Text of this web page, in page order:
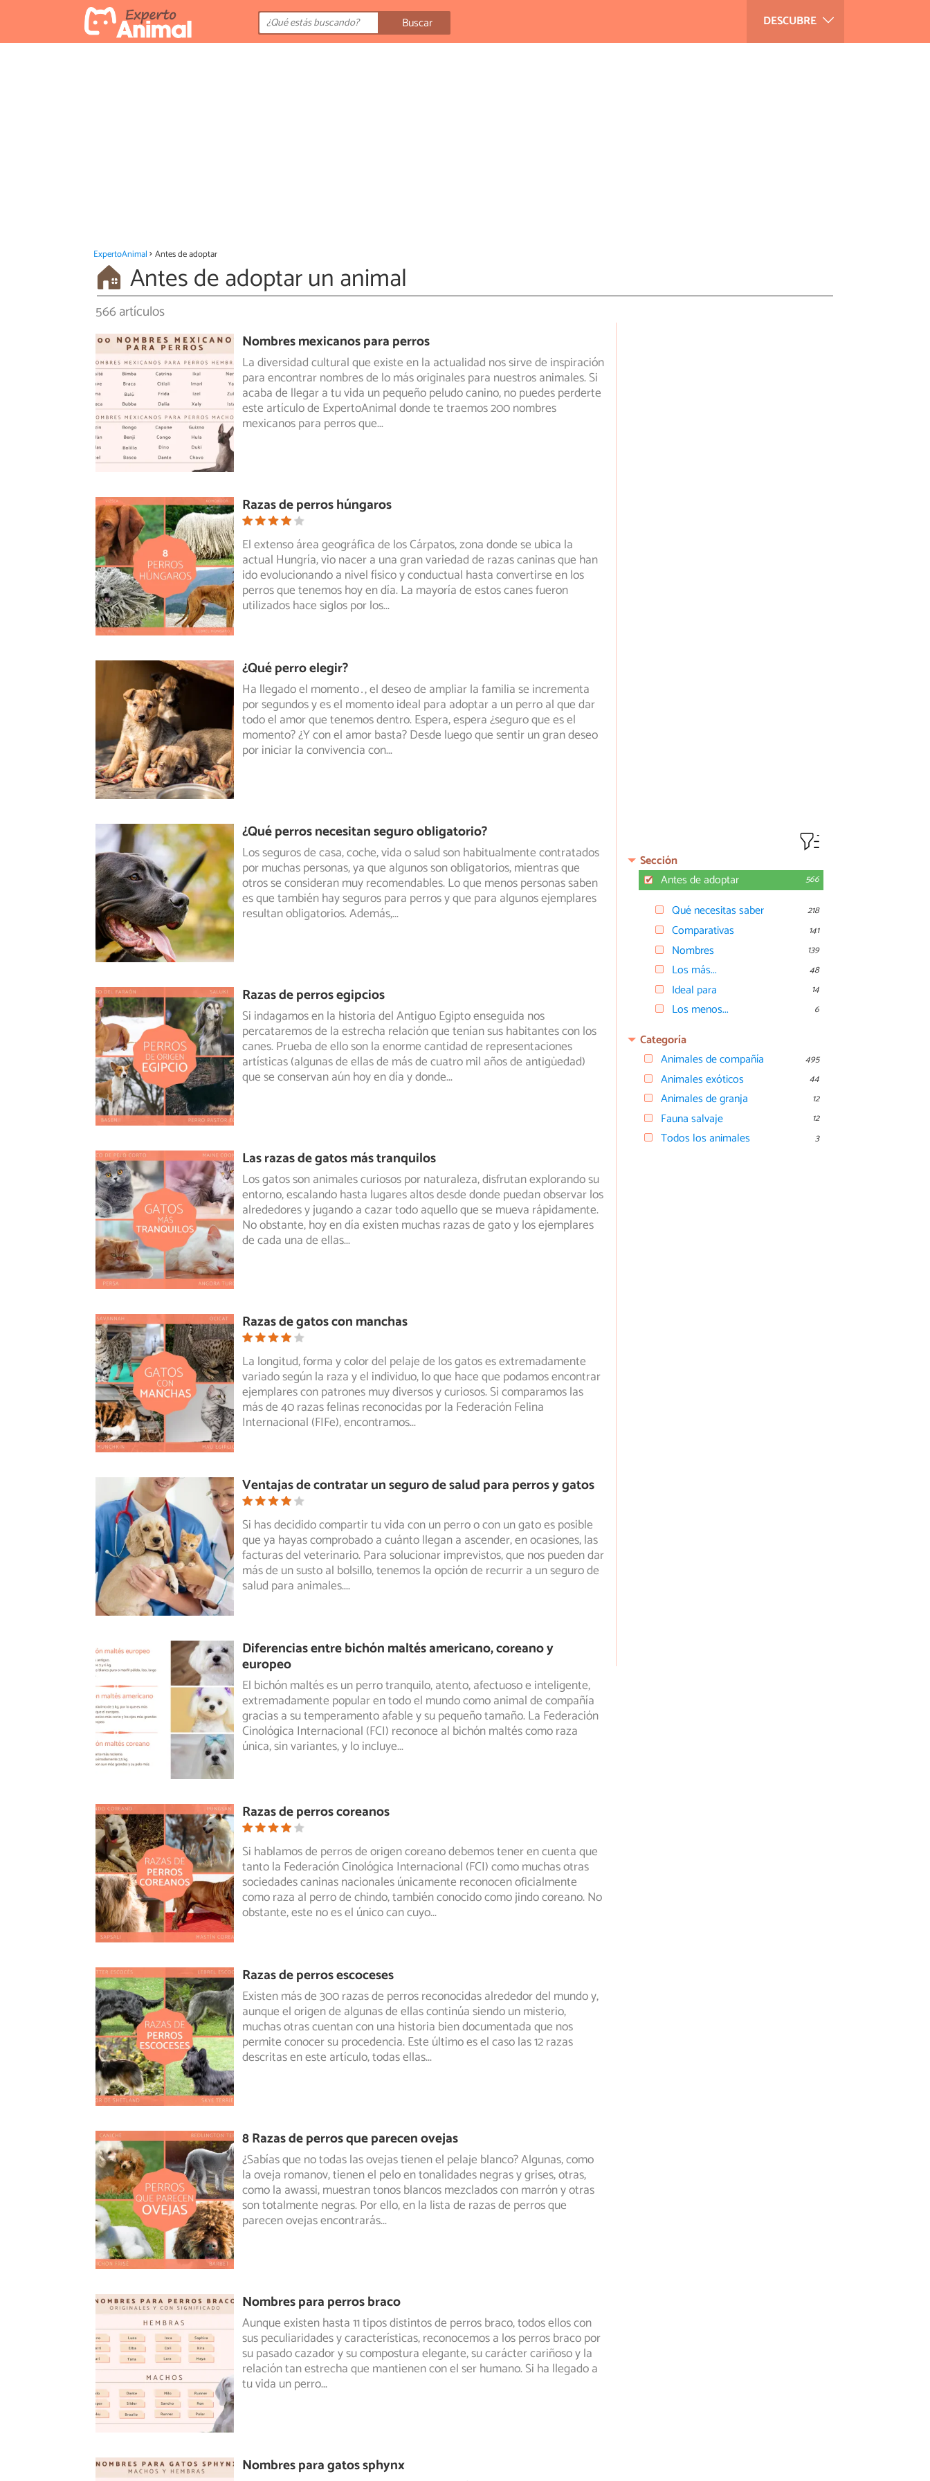
DESCUBRE
Buscar
ExpertoAnimal Antes de adoptar
Antes de adoptar un animal
566 artículos
Nombres mexicanos para perros
La diversidad cultural que existe en la actualidad nos sirve de inspiración
para encontrar nombres de lo más originales para nuestros animales.Si
acaba de llegar a tu vida un pequeño peludo canino, no puedes perderte
este artículo de ExpertoAnimal donde te traemos 200 nombres
mexicanos para perros que...
Razas de perros húngaros
El extenso área geográfica de los Cárpatos, zona donde se ubica la
actual Hungría, vio nacer a una gran variedad de razas caninas que han
idoevolucionando a nivel físico y conductual hasta convertirse en los
perros que tenemos hoy en día. La mayoría de estos canes fueron
utilizados hace siglos por los...
¿Qué perro elegir?
Ha llegado el momento…, el deseo de ampliar la familia se incrementa
por segundos y es el momento ideal para adoptar a un perro al que dar
todoel amor que tenemos dentro. Espera, espera ¿seguro que es el
momento? ¿Y con el amor basta? Desde luego que sentir un gran deseo
por iniciar la convivencia con...
¿Qué perros necesitan seguro obligatorio?
Los seguros de casa, coche, vida o salud son habitualmente contratados
por muchas personas, ya que algunos son obligatorios, mientras que
otrosse consideran muy recomendables. Lo que menos personas saben
es que también hay seguros para perros y que para algunos ejemplares
resultan obligatorios. Además,...
Razas de perros egipcios
Si indagamos en la historia del Antiguo Egipto enseguida nos
percataremos de la estrecha relación que tenían sus habitantes con los
canes. Pruebade ello son la enorme cantidad de representaciones
artísticas (algunas de ellas de más de cuatro mil años de antigüedad)
que se conservan aún hoy en día y donde...
Las razas de gatos más tranquilos
Los gatos son animales curiosos por naturaleza, disfrutan explorando su
entorno, escalando hasta lugares altos desde donde puedan observar los
alrededores y jugando a cazar todo aquello que se mueva rápidamente.
No obstante, hoy en día existen muchas razas de gato y los ejemplares
de cada una de ellas...
Razas de gatos con manchas
La longitud, forma y color del pelaje de los gatos es extremadamente
variado según la raza y el individuo, lo que hace que podamos encontrar
ejemplares con patrones muy diversos y curiosos. Si comparamos las
más de 40 razas felinas reconocidas por la Federación Felina
Internacional (FIFe), encontramos...
Ventajas de contratar un seguro de salud para perros y gatos
Si has decidido compartir tu vida con un perro o con un gato es posible
que ya hayas comprobado a cuánto llegan a ascender, en ocasiones, las
facturas del veterinario. Para solucionar imprevistos, que nos pueden dar
más de un susto al bolsillo, tenemos la opción de recurrir a un seguro de
salud para animales....
Diferencias entre bichón maltés americano, coreano y
europeo
El bichón maltés es un perro tranquilo, atento, afectuoso e inteligente,
extremadamente popular en todo el mundo como animal de compañía
graciasa su temperamento afable y su pequeño tamaño. La Federación
Cinológica Internacional (FCI) reconoce al bichón maltés como raza
única, sin variantes, y lo incluye...
Razas de perros coreanos
Si hablamos de perros de origen coreano debemos tener en cuenta que
tanto la Federación Cinológica Internacional (FCI) como muchas otras
sociedadescaninas nacionales únicamente reconocen oficialmente
como raza al perro de chindo, también conocido como jindo coreano. No
obstante, este no es el único can cuyo...
Razas de perros escoceses
Existen más de 300 razas de perros reconocidas alrededor del mundo y,
aunque el origen de algunas de ellas continúa siendo un misterio,
muchasotras cuentan con una historia bien documentada que nos
permite conocer su procedencia. Este último es el caso las 12 razas
descritas en este artículo, todas ellas...
8 Razas de perros que parecen ovejas
¿Sabías que no todas las ovejas tienen el pelaje blanco? Algunas, como
la oveja romanov, tienen el pelo en tonalidades negras y grises, otras,
como la awassi, muestran tonos blancos mezclados con marrón y otras
son totalmente negras. Por ello, en la lista de razas de perros que
parecen ovejas encontrarás...
Nombres para perros braco
Aunque existen hasta 11 tipos distintos de perros braco, todos ellos con
sus peculiaridades y características, reconocemos a los perros bracopor
su pasado cazador y su compostura elegante, su carácter cariñoso y la
relación tan estrecha que mantienen con el ser humano. Si ha llegado a
tu vida un perro...
Nombres para gatos sphynx
Sección
Antes de adoptar
566
Qué necesitas saber 218
Comparativas 141
Nombres 139
Los más... 48
Ideal para 14
Los menos... 6
Categoría
Animales de compañía
495
Animales exóticos 44
Animales de granja 12
Fauna salvaje 12
Todos los animales 3